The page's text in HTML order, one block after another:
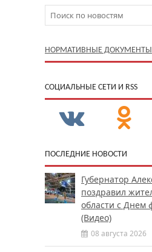
НОРМАТИВНЫЕ ДОКУМЕНТЫ
CОЦИАЛЬНЫЕ СЕТИ И RSS
ПОСЛЕДНИЕ НОВОСТИ
Губернатор
поздравил
области с Днем
(Видео)
08 августа 2026